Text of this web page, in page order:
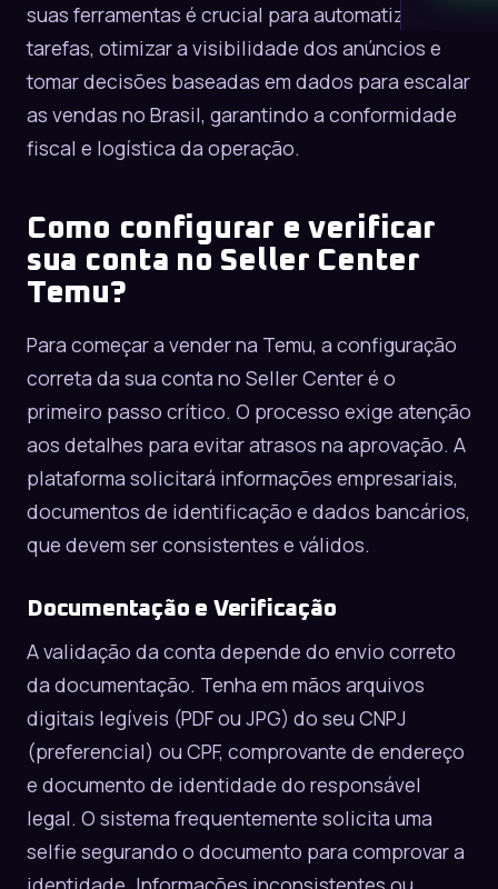
suas ferramentas é crucial para automatizar
tarefas, otimizar a visibilidade dos anúncios e
tomar decisões baseadas em dados para escalar
as vendas no Brasil, garantindo a conformidade
fiscal e logística da operação.
Como configurar e verificar
sua conta no Seller Center
Temu?
Para começar a vender na Temu, a configuração
correta da sua conta no Seller Center é o
primeiro passo crítico. O processo exige atenção
aos detalhes para evitar atrasos na aprovação. A
plataforma solicitará informações empresariais,
documentos de identificação e dados bancários,
que devem ser consistentes e válidos.
Documentação e Verificação
A validação da conta depende do envio correto
da documentação. Tenha em mãos arquivos
digitais legíveis (PDF ou JPG) do seu CNPJ
(preferencial) ou CPF, comprovante de endereço
e documento de identidade do responsável
legal. O sistema frequentemente solicita uma
selfie segurando o documento para comprovar a